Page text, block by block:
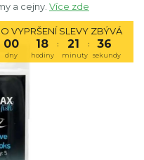
a cejny. Více zde
VYPRŠENÍ SLEVY ZBÝVÁ
00 18 : 21 : 36
dny hodiny minuty sekundy